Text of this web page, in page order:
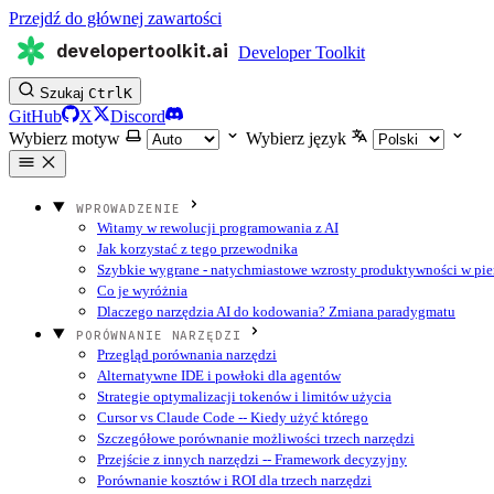
Przejdź do głównej zawartości
developertoolkit.ai Developer Toolkit
Szukaj CtrlK
GitHub X
Discord
Wybierz motyw
Wybierz język
WPROWADZENIE
Witamy w rewolucji programowania z AI
Jak korzystać z tego przewodnika
Szybkie wygrane - natychmiastowe wzrosty produktywności w
Co je wyróżnia
Dlaczego narzędzia AI do kodowania? Zmiana paradygmatu
PORÓWNANIE NARZĘDZI
Przegląd porównania narzędzi
Alternatywne IDE i powłoki dla agentów
Strategie optymalizacji tokenów i limitów użycia
Cursor vs Claude Code -- Kiedy użyć którego
Szczegółowe porównanie możliwości trzech narzędzi
Przejście z innych narzędzi -- Framework decyzyjny
Porównanie kosztów i ROI dla trzech narzędzi